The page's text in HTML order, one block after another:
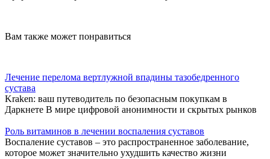
Вам также может понравиться
Лечение перелома вертлужной впадины тазобедренного
сустава
Kraken: ваш путеводитель по безопасным покупкам в
Даркнете В мире цифровой анонимности и скрытых рынков
Роль витаминов в лечении воспаления суставов
Воспаление суставов – это распространенное заболевание,
которое может значительно ухудшить качество жизни